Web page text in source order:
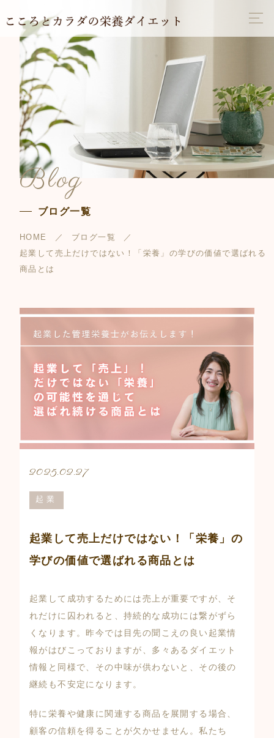
Blog
ブログ一覧
HOME
ブログ一覧
起業して売上だけではない！「栄養」の学びの価値で選ばれる
商品とは
2025.02.27
起業
起業して売上だけではない！「栄養」の
学びの価値で選ばれる商品とは
起業して成功するためには売上が重要ですが、そ
れだけに囚われると、持続的な成功には繋がずら
くなります。昨今では目先の聞こえの良い起業情
報がはびこっておりますが、多々あるダイエット
情報と同様で、その中味が供わないと、その後の
継続も不安定になります。
特に栄養や健康に関連する商品を展開する場合、
顧客の信頼を得ることが欠かせません。私たち